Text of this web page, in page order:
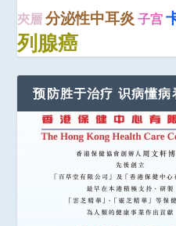
夾層 分泌性中耳炎 子宫
列腺癌
预防胜于治疗 识病懂病